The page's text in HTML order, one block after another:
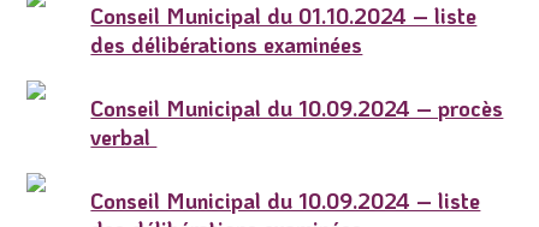
Conseil Municipal du 01.10.2024 – liste
des délibérations examinées
Conseil Municipal du 10.09.2024 – procès
verbal
Conseil Municipal du 10.09.2024 – liste